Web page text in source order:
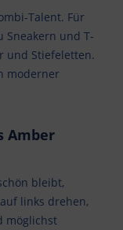
Talent. Für
Sneakern und T-
und Stiefeletten.
moderner
Amber
bleibt,
links drehen,
möglichst